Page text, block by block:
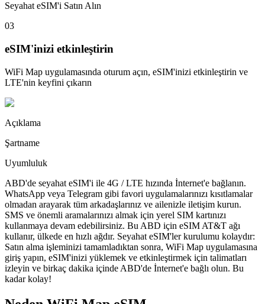
Seyahat eSIM'i Satın Alın
03
eSIM'inizi etkinleştirin
WiFi Map uygulamasında oturum açın, eSIM'inizi etkinleştirin ve
LTE'nin keyfini çıkarın
Açıklama
Şartname
Uyumluluk
ABD'de seyahat eSIM'i ile 4G / LTE hızında İnternet'e bağlanın.
WhatsApp veya Telegram gibi favori uygulamalarınızı kısıtlamalar
olmadan arayarak tüm arkadaşlarınız ve ailenizle iletişim kurun.
SMS ve önemli aramalarınızı almak için yerel SIM kartınızı
kullanmaya devam edebilirsiniz. Bu ABD için eSIM AT&T ağı
kullanır, ülkede en hızlı ağdır. Seyahat eSIM'ler kurulumu kolaydır:
Satın alma işleminizi tamamladıktan sonra, WiFi Map uygulamasına
giriş yapın, eSIM'inizi yüklemek ve etkinleştirmek için talimatları
izleyin ve birkaç dakika içinde ABD'de İnternet'e bağlı olun. Bu
kadar kolay!